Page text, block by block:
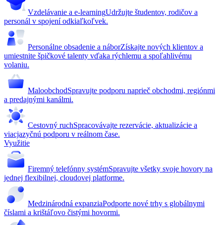
Vzdelávanie a e-learningUdržujte študentov, rodičov a
personál v spojení odkiaľkoľvek.
Personálne obsadenie a náborZískajte nových klientov a
umiestnite špičkové talenty vďaka rýchlemu a spoľahlivému
volaniu.
MaloobchodSpravujte podporu naprieč obchodmi, regiónmi
a predajnými kanálmi.
Cestovný ruchSpracovávajte rezervácie, aktualizácie a
viacjazyčnú podporu v reálnom čase.
Využitie
Firemný telefónny systémSpravujte všetky svoje hovory na
jednej flexibilnej, cloudovej platforme.
Medzinárodná expanziaPodporte nové trhy s globálnymi
číslami a krištáľovo čistými hovormi.